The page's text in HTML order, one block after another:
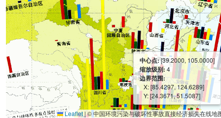
中心点:[39.2000, 105.0000]
缩放级别:4
边界范围:
X: [85.4297, 124.6289]
Y: [24.3671, 51.5087]
Leaflet |© 中国环境污染与破坏性事故直接经济损失在线地